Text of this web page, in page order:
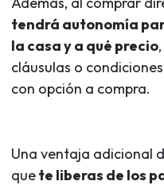
tendrá autonomía
la casa y a qué precio
cláusulas o
con opción a compra.
Una ventaja adicional
quete liberas de los